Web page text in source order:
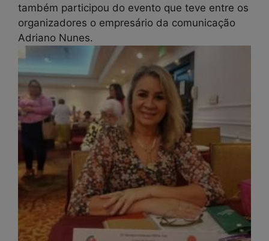
também participou do evento que teve entre os
organizadores o empresário da comunicação
Adriano Nunes.